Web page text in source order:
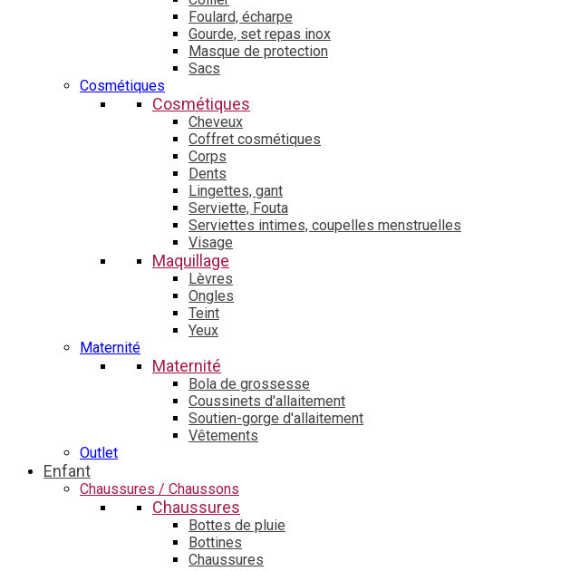
Foulard, écharpe
Gourde, set repas inox
Masque de protection
Sacs
Cosmétiques
Cosmétiques
Cheveux
Coffret cosmétiques
Corps
Dents
Lingettes, gant
Serviette, Fouta
Serviettes intimes, coupelles menstruelles
Visage
Maquillage
Lèvres
Ongles
Teint
Yeux
Maternité
Maternité
Bola de grossesse
Coussinets d'allaitement
Soutien-gorge d'allaitement
Vêtements
Outlet
Enfant
Chaussures / Chaussons
Chaussures
Bottes de pluie
Bottines
Chaussures